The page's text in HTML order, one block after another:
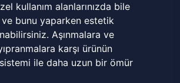
kullanım alanlarınızda bile
bunu yaparken estetik
Aşınmalara ve
karşı ürünün
ile daha uzun bir ömür